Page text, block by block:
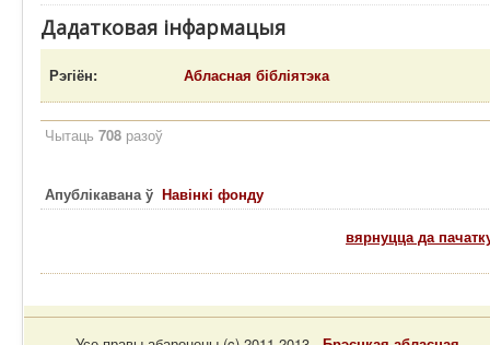
Дадатковая інфармацыя
Рэгіён: Абласная бібліятэка
Чытаць 708 разоў
Апублікавана ў Навінкі фонду
вярнуцца да